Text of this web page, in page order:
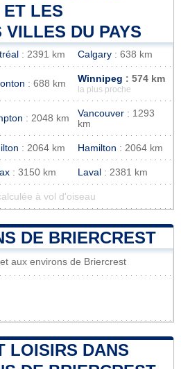
ET LES
VILLES DU PAYS
: 2391 km Calgary : 638 km
: 688 km Winnipeg : 574 km
la plus proche
: 2048 km Vancouver : 1293
km
: 2064 km Hamilton : 2064 km
: 3150 km Laval : 2381 km
à vol d'oiseau
DE BRIERCREST
aux environs de Briercrest
LOISIRS DANS